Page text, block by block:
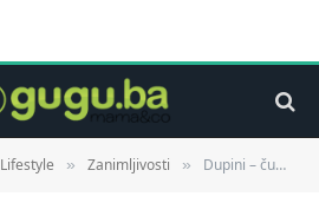
Lifestyle » Zanimljivosti » Dupini – čudesan svijet životinja 25.03. na kioscima!